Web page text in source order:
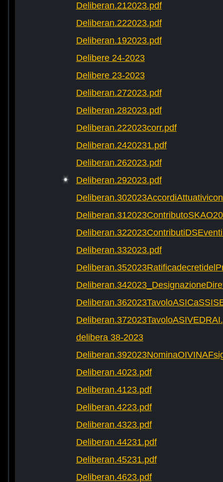
Deliberan.212023.pdf
Deliberan.222023.pdf
Deliberan.192023.pdf
Delibere 24-2023
Delibere 23-2023
Deliberan.272023.pdf
Deliberan.282023.pdf
Deliberan.222023corr.pdf
Deliberan.2420231.pdf
Deliberan.262023.pdf
Deliberan.292023.pdf
Deliberan.332023.pdf
delibera 38-2023
Deliberan.4023.pdf
Deliberan.4123.pdf
Deliberan.4223.pdf
Deliberan.4323.pdf
Deliberan.44231.pdf
Deliberan.45231.pdf
Deliberan.4623.pdf